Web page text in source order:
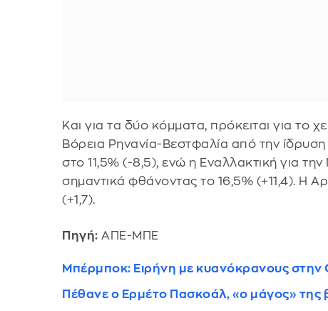
Και για τα δύο κόμματα, πρόκειται για το
Βόρεια Ρηνανία-Βεστφαλία από την ίδρυση
στο 11,5% (-8,5), ενώ η Εναλλακτική για
σημαντικά φθάνοντας το 16,5% (+11,4). Η
(+1,7).
Πηγή: ΑΠΕ-ΜΠΕ
Μπέρμποκ: Ειρήνη με κυανόκρανους στην
Πέθανε ο Ερμέτο Πασκοάλ, «ο μάγος» της